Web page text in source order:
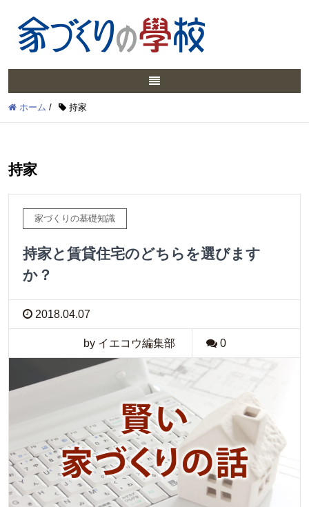
ホーム / 持家
持家
家づくりの基礎知識
持家と賃貸住宅のどちらを選びます
か？
2018.04.07
by イエコウ編集部 0